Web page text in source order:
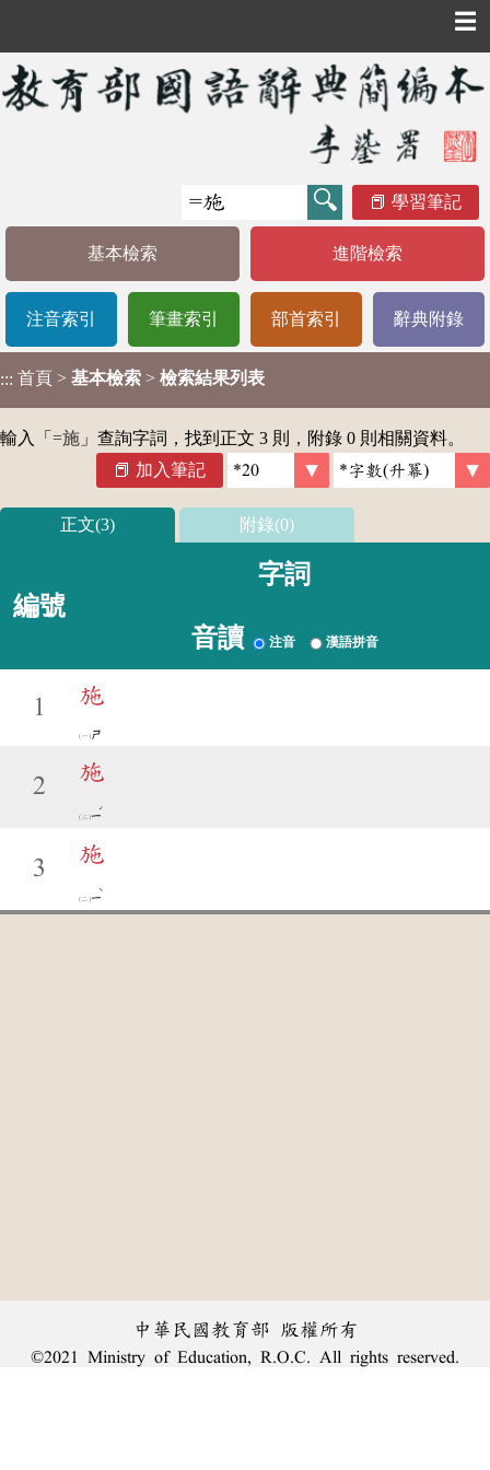
☰
學習筆記
基本檢索 進階檢索
注音索引 筆畫索引 部首索引 辭典附錄
::: 首頁 > 基本檢索 > 檢索結果列表
輸入「 =施 」查詢字詞，找到正文 3 則，附錄 0 則相關資料。
加入筆記
正文(3) 附錄(0)
編號
字詞
音讀 注音 漢語拼音
1 施
ㄕ
2
施
ㄧ
ˊ
3
施
ㄧ
ˋ
中華民國教育部 版權所有
©2021 Ministry of Education, R.O.C. All rights reserved.